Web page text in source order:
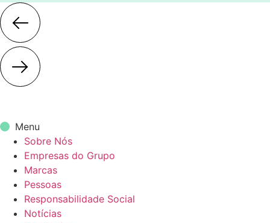
Menu
Sobre Nós
Empresas do Grupo
Marcas
Pessoas
Responsabilidade Social
Notícias